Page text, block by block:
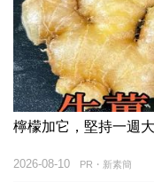
檸檬加它，堅持一週
PR・新素簡
2026-08-10